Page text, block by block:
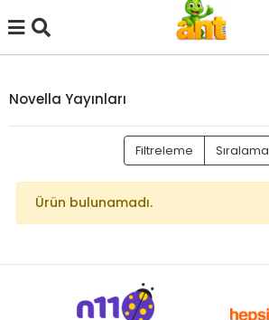
Novella Yayınları
Filtreleme Sıralama
Ürün bulunamadı.